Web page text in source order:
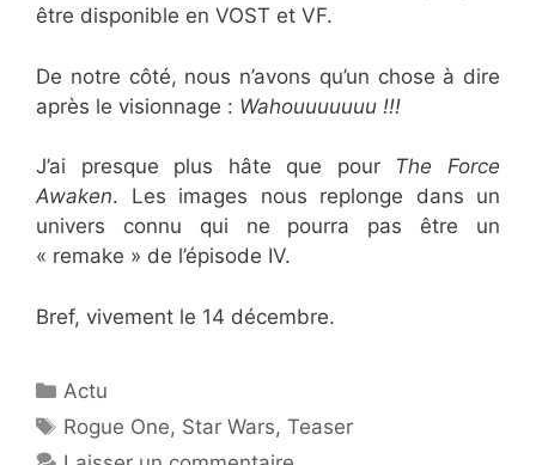
être disponible en VOST et VF.
De notre côté, nous n’avons qu’un chose à dire
après le visionnage : Wahouuuuuuu !!!
J’ai presque plus hâte que pour The Force
Awaken. Les images nous replonge dans un
univers connu qui ne pourra pas être un
« remake » de l’épisode IV.
Bref, vivement le 14 décembre.
Catégories
Actu
Étiquettes
Rogue One, Star Wars,Teaser